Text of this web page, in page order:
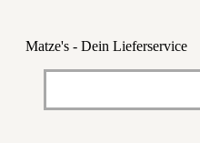
Matze's - Dein Lieferservice